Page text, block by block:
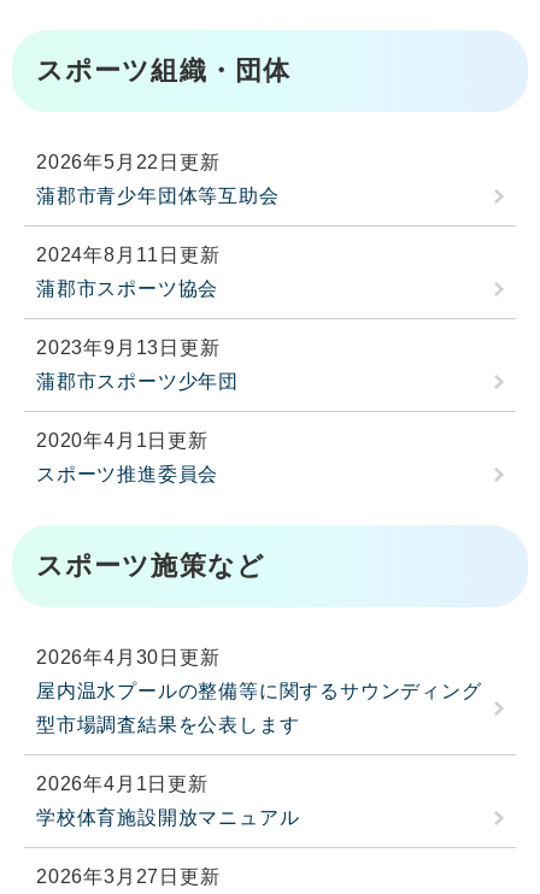
スポーツ組織・団体
2026年5月22日更新
蒲郡市青少年団体等互助会
2024年8月11日更新
蒲郡市スポーツ協会
2023年9月13日更新
蒲郡市スポーツ少年団
2020年4月1日更新
スポーツ推進委員会
スポーツ施策など
2026年4月30日更新
屋内温水プールの整備等に関するサウンディング
型市場調査結果を公表します
2026年4月1日更新
学校体育施設開放マニュアル
2026年3月27日更新